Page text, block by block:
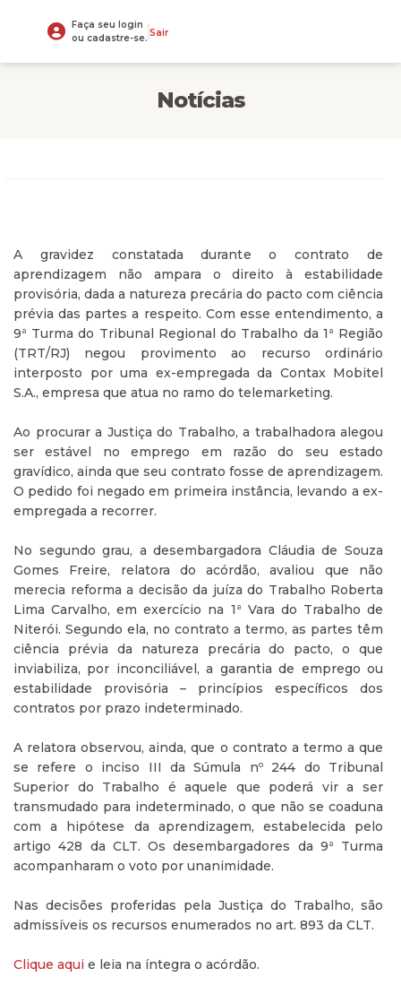
Faça seu login
ou cadastre-se. Sair
Notícias
A gravidez constatada durante o contrato de
aprendizagem não ampara o direito à estabilidade
provisória, dada a natureza precária do pacto com ciência
prévia das partes a respeito. Com esse entendimento, a
9ª Turma do Tribunal Regional do Trabalho da 1ª Região
(TRT/RJ) negou provimento ao recurso ordinário
interposto por uma ex-empregada da Contax Mobitel
S.A., empresa que atua no ramo do telemarketing.
Ao procurar a Justiça do Trabalho, a trabalhadora alegou
ser estável no emprego em razão do seu estado
gravídico, ainda que seu contrato fosse de aprendizagem.
O pedido foi negado em primeira instância, levando a ex-
empregada a recorrer.
No segundo grau, a desembargadora Cláudia de Souza
Gomes Freire, relatora do acórdão, avaliou que não
merecia reforma a decisão da juíza do Trabalho Roberta
Lima Carvalho, em exercício na 1ª Vara do Trabalho de
Niterói. Segundo ela, no contrato a termo, as partes têm
ciência prévia da natureza precária do pacto, o que
inviabiliza, por inconciliável, a garantia de emprego ou
estabilidade provisória – princípios específicos dos
contratos por prazo indeterminado.
A relatora observou, ainda, que o contrato a termo a que
se refere o inciso III da Súmula nº 244 do Tribunal
Superior do Trabalho é aquele que poderá vir a ser
transmudado para indeterminado, o que não se coaduna
com a hipótese da aprendizagem, estabelecida pelo
artigo 428 da CLT. Os desembargadores da 9ª Turma
acompanharam o voto por unanimidade.
Nas decisões proferidas pela Justiça do Trabalho, são
admissíveis os recursos enumerados no art. 893 da CLT.
Clique aqui e leia na íntegra o acórdão.